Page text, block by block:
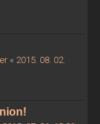
« 2015. 08. 02.